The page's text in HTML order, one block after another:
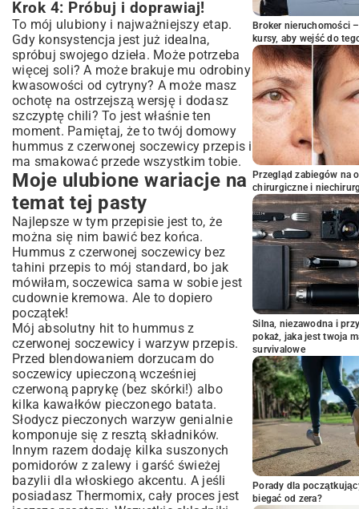
Krok 4: Próbuj i doprawiaj!
To mój ulubiony i najważniejszy etap.
Gdy konsystencja jest już idealna,
spróbuj swojego dzieła. Może potrzeba
więcej soli? A może brakuje mu odrobiny
kwasowości od cytryny? A może masz
ochotę na ostrzejszą wersję i dodasz
szczyptę chili? To jest właśnie ten
moment. Pamiętaj, że to twój domowy
hummus z czerwonej soczewicy przepis i
ma smakować przede wszystkim tobie.
Moje ulubione wariacje na
temat tej pasty
Najlepsze w tym przepisie jest to, że
można się nim bawić bez końca.
Hummus z czerwonej soczewicy bez
tahini przepis to mój standard, bo jak
mówiłam, soczewica sama w sobie jest
cudownie kremowa. Ale to dopiero
początek!
Mój absolutny hit to hummus z
czerwonej soczewicy i warzyw przepis.
Przed blendowaniem dorzucam do
soczewicy upieczoną wcześniej
czerwoną paprykę (bez skórki!) albo
kilka kawałków pieczonego batata.
Słodycz pieczonych warzyw genialnie
komponuje się z resztą składników.
Innym razem dodaję kilka suszonych
pomidorów z zalewy i garść świeżej
bazylii dla włoskiego akcentu. A jeśli
posiadasz Thermomix, cały proces jest
Broker nieruchomości
kursy, aby wejść do
Przegląd zabiegów na
chirurgiczne i
Silna, niezawodna i
pokaż, jaka jest twoja
survivalowe
Porady dla
biegać od zera?